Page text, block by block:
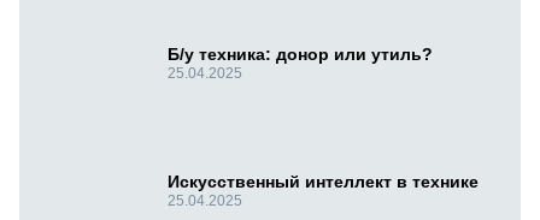
Б/у техника: донор или утиль?
25.04.2025
Искусственный интеллект в технике
25.04.2025